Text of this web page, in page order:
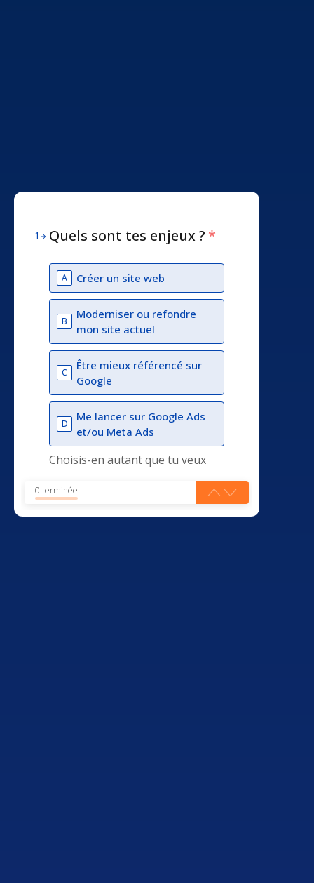
1 Quels sont tes enjeux ? *
A Créer un site web
B
Moderniser ou refondre
mon site actuel
C
Être mieux référencé sur
Google
D
Me lancer sur Google Ads
et/ou Meta Ads
Choisis-en autant que tu veux
0 terminée